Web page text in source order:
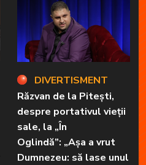
DIVERTISMENT
Răzvan de la Pitești,
despre portativul vieții
sale, la „În
Oglindă”: „Așa a vrut
Dumnezeu: să lase unul